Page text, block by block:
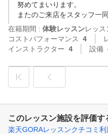
努めてまいります。
またのご来店をスタッフ一
在籍期間 : 体験レッスンレッ
コストパフォーマンス
4
インストラクター 4 設備
このレッスン施設を評価す
楽天GORAレッスンクチコミ利